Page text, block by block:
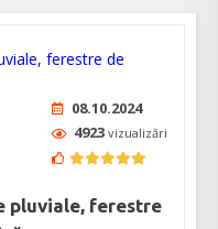
08.10.2024
4923 vizualizări
pluviale, ferestre